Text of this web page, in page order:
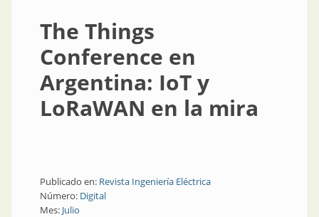
The Things
Conference en
Argentina: IoT y
LoRaWAN en la mira
Publicado en: Revista Ingeniería Eléctrica
Número: Digital
Mes: Julio